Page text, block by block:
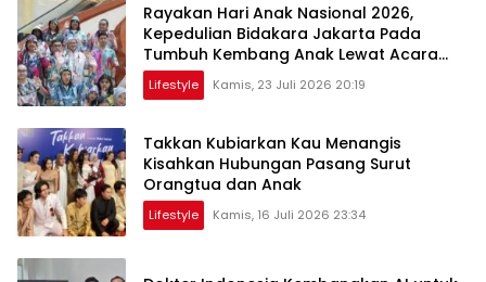
Rayakan Hari Anak Nasional 2026,
Kepedulian Bidakara Jakarta Pada
Tumbuh Kembang Anak Lewat Acara
Where Hope Begins
Lifestyle Kamis, 23 Juli 2026 20:19
Takkan Kubiarkan Kau Menangis
Kisahkan Hubungan Pasang Surut
Orangtua dan Anak
Lifestyle Kamis, 16 Juli 2026 23:34